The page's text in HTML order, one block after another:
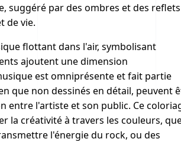
suggéré par des ombres et des reflets
de vie.
flottant dans l'air, symbolisant
ajoutent une dimension
est omniprésente et fait partie
que non dessinés en détail, peuvent
entre l'artiste et son public. Ce
la créativité à travers les couleurs,
l'énergie du rock, ou des